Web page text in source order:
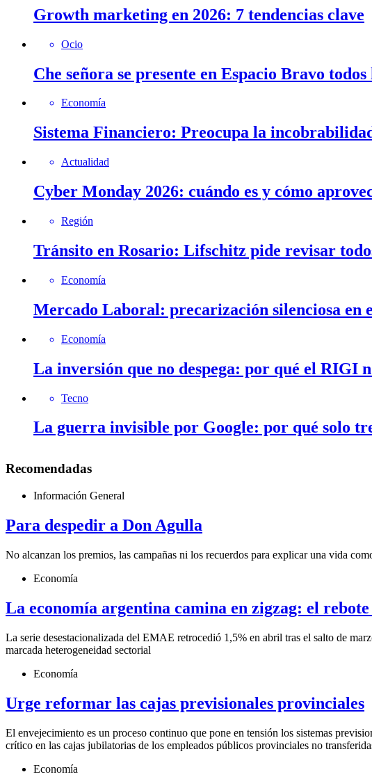
Growth marketing en 2026: 7 tendencias clave
Ocio
Che señora se presente en Espacio Bravo
Economía
Sistema Financiero: Preocupa la
Actualidad
Cyber Monday 2026: cuándo es y cómo
Región
Tránsito en Rosario: Lifschitz pide revisar
Economía
Mercado Laboral: precarización silenciosa en
Economía
La inversión que no despega: por qué el RIGI
Tecno
La guerra invisible por Google: por qué solo
Recomendadas
Información General
Para despedir a Don Agulla
No alcanzan los premios, las campañas ni los recuerdos para explicar una vida
Economía
La economía argentina camina en zigzag: el
La serie desestacionalizada del EMAE retrocedió 1,5% en abril tras el salto de
marcada heterogeneidad sectorial
Economía
Urge reformar las cajas previsionales provinciales
El envejecimiento es un proceso continuo que pone en tensión los sistemas
crítico en las cajas jubilatorias de los empleados públicos provinciales no
Economía